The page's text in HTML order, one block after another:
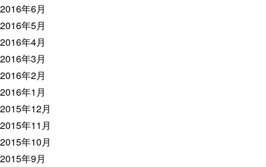
2016年6月
2016年5月
2016年4月
2016年3月
2016年2月
2016年1月
2015年12月
2015年11月
2015年10月
2015年9月